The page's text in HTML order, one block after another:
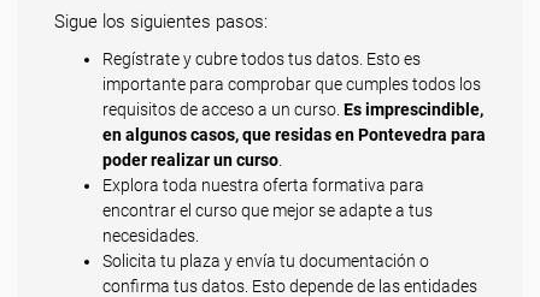
Sigue los siguientes pasos:
Regístrate y cubre todos tus datos. Esto es
importante para comprobar que cumples todos los
requisitos de acceso a un curso. Es imprescindible,
en algunos casos, que residas en Pontevedra para
poder realizar un curso
Explora toda nuestra oferta formativa para
encontrar el curso que mejor se adapte a tus
necesidades.
Solicita tu plaza y envía tu documentación o
confirma tus datos. Esto depende de las entidades